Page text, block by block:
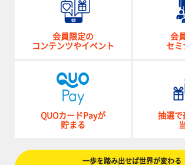
会員限定の
コンテンツやイベント
会
セミ
QUOカードPayが
貯まる
抽選で
一歩を踏み出せば世界が変わる